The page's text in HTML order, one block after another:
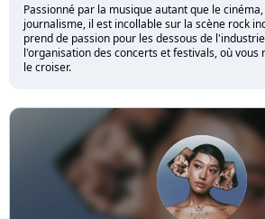
Passionné par la musique autant que le
journalisme, il est incollable sur la scène rock
prend de passion pour les dessous de
l'organisation des concerts et festivals, où vous
le croiser.